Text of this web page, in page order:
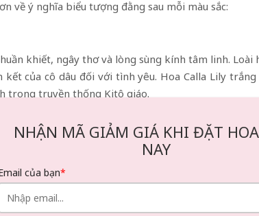
về ý nghĩa biểu tượng đằng sau mỗi màu sắc:
khiết, ngây thơ và lòng sùng kính tâm linh.
của cô dâu đối với tình yêu. Hoa Calla Lily
trong truyền thống Kitô giáo.
các nghi lễ tang lễ, tượng trưng cho sự bình
và tôn vinh những người đã ra đi trong sự thanh
cho niềm vui, hạnh phúc và sự trưởng thành.
như tốt nghiệp, thăng chức hoặc khởi nghiệp,
NHẬN MÃ GIẢM GIÁ KHI ĐẶT
NAY
của bạn*